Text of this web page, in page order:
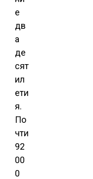
е
дв
а
де
сят
ил
ети
я.
По
чти
92
00
0